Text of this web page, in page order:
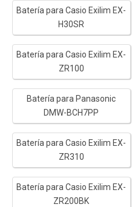
Batería para Casio Exilim EX-
H30SR
Batería para Casio Exilim EX-
ZR100
Batería para Panasonic
DMW-BCH7PP
Batería para Casio Exilim EX-
ZR310
Batería para Casio Exilim EX-
ZR200BK